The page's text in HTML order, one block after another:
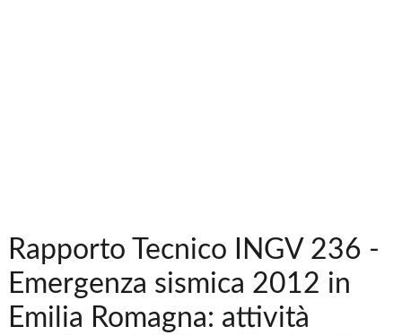
Rapporto Tecnico INGV 236 -
Emergenza sismica 2012 in
Emilia Romagna: attività